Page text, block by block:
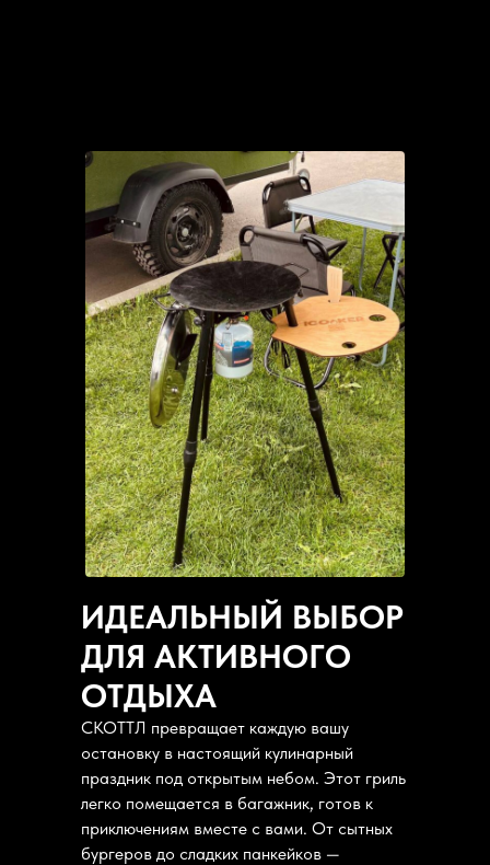
ИДЕАЛЬНЫЙ ВЫБОР
ДЛЯ АКТИВНОГО
ОТДЫХА
СКОТТЛ превращает каждую вашу
остановку в настоящий кулинарный
праздник под открытым небом. Этот гриль
легко помещается в багажник, готов к
приключениям вместе с вами. От сытных
бургеров до сладких панкейков —